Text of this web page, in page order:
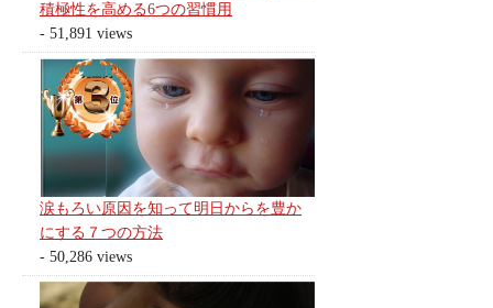
積極性を高める6つの習慣用
- 51,891 views
涙もろい原因を知って明日からを豊か
にする７つの方法
- 50,286 views